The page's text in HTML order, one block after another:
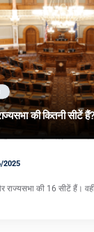
की कितनी सीटें हैं?
2025
राज्यसभा की 16 सीटें हैं।